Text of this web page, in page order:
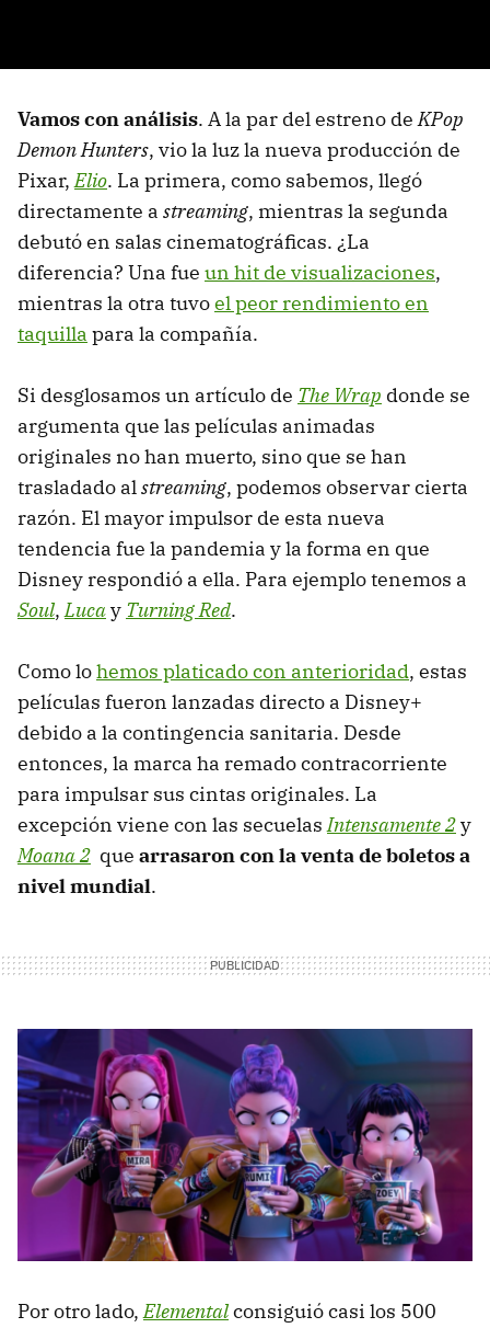
Vamos con análisis. A la par del estreno deKPop
Demon Hunters, vio la luz la nueva producción de
Pixar,Elio. La primera, como sabemos, llegó
directamente a streaming, mientras la segunda
debutó en salas cinematográficas. ¿La
diferencia? Una fue un hit de visualizaciones,
mientras la otra tuvoel peor rendimiento en
taquilla para la compañía.
Si desglosamos un artículo de The Wrap donde se
argumenta que las películas animadas
originales no han muerto, sino que se han
trasladado alstreaming, podemos observar cierta
razón. El mayor impulsor de esta nueva
tendencia fue la pandemia y la forma en que
Disney respondió a ella. Para ejemplo tenemos a
Soul,Lucay Turning Red.
Como lohemos platicado con anterioridad, estas
películas fueron lanzadas directo a Disney+
debido a la contingencia sanitaria. Desde
entonces, la marca ha remado contracorriente
para impulsar sus cintas originales. La
excepción viene con las secuelasIntensamente 2y
Moana 2 que arrasaron con la venta de boletos a
nivel mundial.
Por otro lado,Elementalconsiguió casi los 500